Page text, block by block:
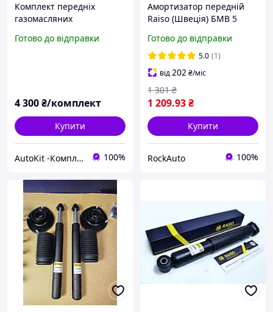
Комплект передніх
газомасляних
на MERCEDES-BENZ
Готово до відправки
4 300₴/комплект
Купити
AutoKit -Комплекти підвиски 100%
Амортизатор передній
Raiso (Швеція) БМВ 5
E34 #RS312254
UADRZHP24
Готово до відправки
5.0 (1)
від202₴/міс
1 209.93₴
1 301 ₴
Купити
RockAuto 100%